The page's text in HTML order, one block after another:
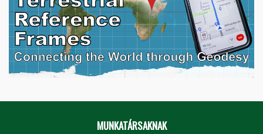
MUNKATÁRSAKNAK